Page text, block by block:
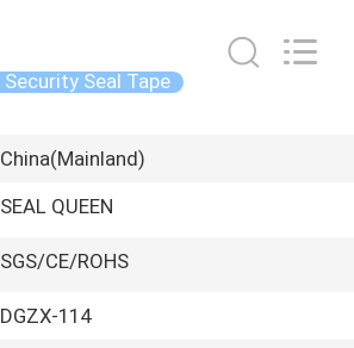
Security Seal Tape
China(Mainland)
SEAL QUEEN
SGS/CE/ROHS
DGZX-114